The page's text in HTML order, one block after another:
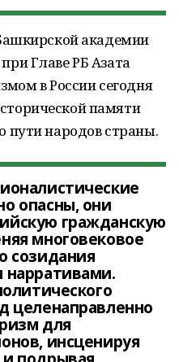
академии
Главе РБ Азата
в России сегодня
памяти
пути народов страны.
опасны, они
гражданскую
многовековое
созидания
нарративами.
целенаправленно
для
инсценируя